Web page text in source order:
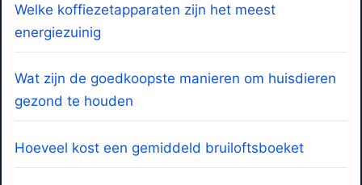
Welke koffiezetapparaten zijn het meest
energiezuinig
Wat zijn de goedkoopste manieren om huisdieren
gezond te houden
Hoeveel kost een gemiddeld bruiloftsboeket